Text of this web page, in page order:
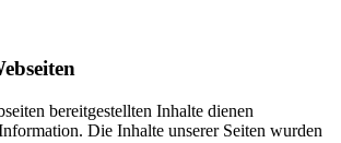
bereitgestellten Inhalte dienen
Die Inhalte unserer Seiten wurden